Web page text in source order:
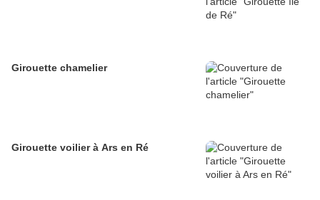
Girouette chamelier
Girouette voilier à Ars en Ré